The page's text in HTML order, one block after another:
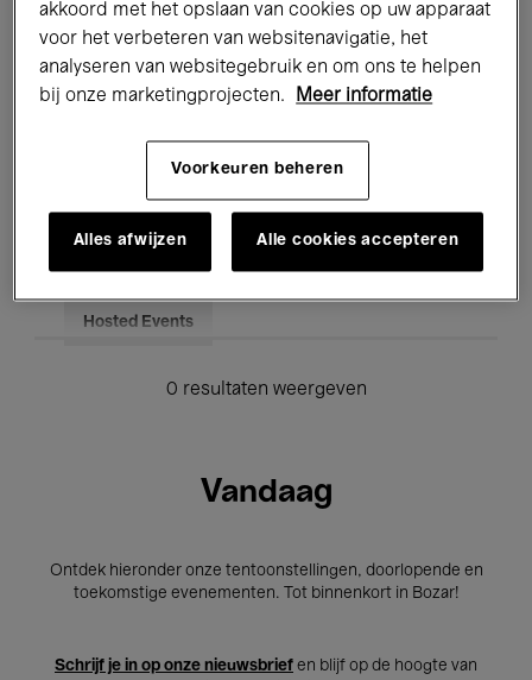
Performances Lezingen & Debatten
Jazz Klassieke Muziek Global Music
Voor iedereen Kids’ Palace
Onderwijs Rondleidingen
Hosted Events
0 resultaten weergeven
Vandaag
Ontdek hieronder onze tentoonstellingen, doorlopende en
toekomstige evenementen. Tot binnenkort in Bozar!
Schrijf je in op onze nieuwsbrief en blijf op de hoogte van
akkoord met het opslaan van cookies op uw apparaat
voor het verbeteren van websitenavigatie, het
analyseren van websitegebruik en om ons te helpen
bij onze marketingprojecten.
Meer informatie
Voorkeuren beheren
Alles afwijzen Alle cookies accepteren